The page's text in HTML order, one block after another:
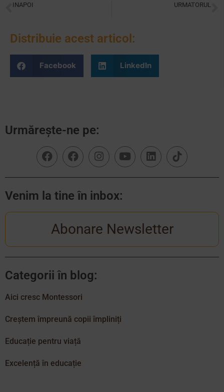
INAPOI URMATORUL
Distribuie acest articol:
Facebook LinkedIn
Urmărește-ne pe:
Venim la tine în inbox:
Abonare Newsletter
Categorii în blog:
Aici cresc Montessori
Creștem împreună copii împliniți
Educație pentru viață
Excelență în educație